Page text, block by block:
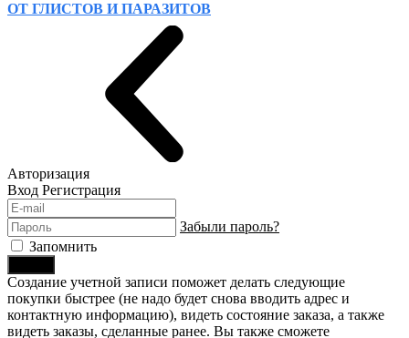
ОТ ГЛИСТОВ И ПАРАЗИТОВ
Авторизация
Вход Регистрация
Забыли пароль?
Запомнить
Создание учетной записи поможет делать следующие
покупки быстрее (не надо будет снова вводить адрес и
контактную информацию), видеть состояние заказа, а также
видеть заказы, сделанные ранее. Вы также сможете